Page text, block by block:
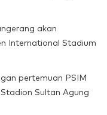
akan
International Stadium
pertemuan PSIM
Sultan Agung